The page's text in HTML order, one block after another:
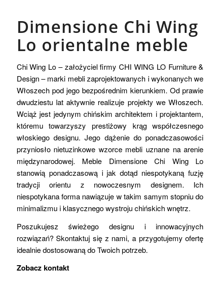
Dimensione Chi Wing
Lo orientalne meble
Chi Wing Lo – założyciel firmy CHI WING LO Furniture &
Design – marki mebli zaprojektowanych i wykonanych we
Włoszech pod jego bezpośrednim kierunkiem. Od prawie
dwudziestu lat aktywnie realizuje projekty we Włoszech.
Wciąż jest jedynym chińskim architektem i projektantem,
któremu towarzyszy prestiżowy krąg współczesnego
włoskiego designu. Jego dążenie do ponadczasowości
przyniosło nietuzinkowe wzorce mebli uznane na arenie
międzynarodowej. Meble Dimensione Chi Wing Lo
stanowią ponadczasową i jak dotąd niespotykaną fuzję
tradycji orientu z nowoczesnym designem. Ich
niespotykana forma nawiązuje w takim samym stopniu do
minimalizmu i klasycznego wystroju chińskich wnętrz.
Poszukujesz świeżego designu i innowacyjnych
rozwiązań? Skontaktuj się z nami, a przygotujemy ofertę
idealnie dostosowaną do Twoich potrzeb.
Zobacz kontakt